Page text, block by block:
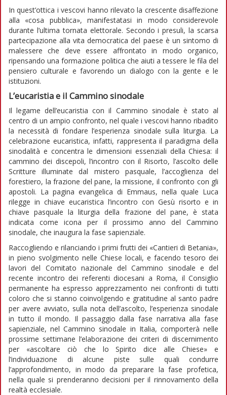
In quest’ottica i vescovi hanno rilevato la crescente disaffezione
alla «cosa pubblica», manifestatasi in modo considerevole
durante l’ultima tornata elettorale. Secondo i presuli, la scarsa
partecipazione alla vita democratica del paese è un sintomo di
malessere che deve essere affrontato in modo organico,
ripensando una formazione politica che aiuti a tessere le fila del
pensiero culturale e favorendo un dialogo con la gente e le
istituzioni.
L’eucaristia e il Cammino sinodale
Il legame dell’eucaristia con il Cammino sinodale è stato al
centro di un ampio confronto, nel quale i vescovi hanno ribadito
la necessità di fondare l’esperienza sinodale sulla liturgia. La
celebrazione eucaristica, infatti, rappresenta il paradigma della
sinodalità e concentra le dimensioni essenziali della Chiesa: il
cammino dei discepoli, l’incontro con il Risorto, l’ascolto delle
Scritture illuminate dal mistero pasquale, l’accoglienza del
forestiero, la frazione del pane, la missione, il confronto con gli
apostoli. La pagina evangelica di Emmaus, nella quale Luca
rilegge in chiave eucaristica l’incontro con Gesù risorto e in
chiave pasquale la liturgia della frazione del pane, è stata
indicata come icona per il prossimo anno del Cammino
sinodale, che inaugura la fase sapienziale.
Raccogliendo e rilanciando i primi frutti dei «Cantieri di Betania»,
in pieno svolgimento nelle Chiese locali, e facendo tesoro dei
lavori del Comitato nazionale del Cammino sinodale e del
recente incontro dei referenti diocesani a Roma, il Consiglio
permanente ha espresso apprezzamento nei confronti di tutti
coloro che si stanno coinvolgendo e gratitudine al santo padre
per avere avviato, sulla nota dell’ascolto, l’esperienza sinodale
in tutto il mondo. Il passaggio dalla fase narrativa alla fase
sapienziale, nel Cammino sinodale in Italia, comporterà nelle
prossime settimane l’elaborazione dei criteri di discernimento
per «ascoltare ciò che lo Spirito dice alle Chiese» e
l’individuazione di alcune piste sulle quali condurre
l’approfondimento, in modo da preparare la fase profetica,
nella quale si prenderanno decisioni per il rinnovamento della
realtà ecclesiale.